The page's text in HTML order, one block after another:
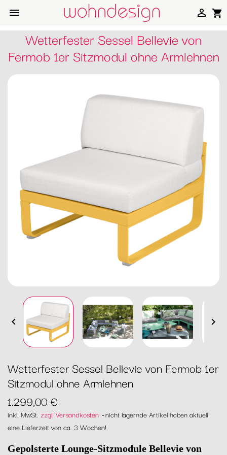
 shopping_cart

Wetterfester Sessel Bellevie von
Fermob 1er Sitzmodul ohne Armlehnen
 
Wetterfester Sessel Bellevie von Fermob 1er
Sitzmodul ohne Armlehnen
1.299,00 €
inkl. MwSt. zzgl. Versandkosten nicht lagernde Artikel haben aktuell
eine Lieferzeit von ca. 3 Wochen!
Gepolsterte Lounge-Sitzmodule Bellevie von